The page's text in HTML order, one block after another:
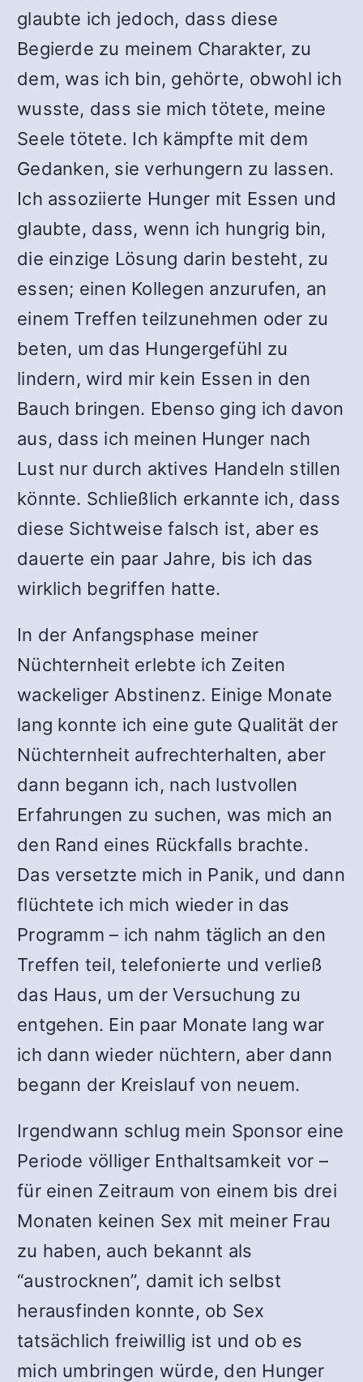
glaubte ich jedoch, dass diese
Begierde zu meinem Charakter, zu
dem, was ich bin, gehörte, obwohl ich
wusste, dass sie mich tötete, meine
Seele tötete. Ich kämpfte mit dem
Gedanken, sie verhungern zu lassen.
Ich assoziierte Hunger mit Essen und
glaubte, dass, wenn ich hungrig bin,
die einzige Lösung darin besteht, zu
essen; einen Kollegen anzurufen, an
einem Treffen teilzunehmen oder zu
beten, um das Hungergefühl zu
lindern, wird mir kein Essen in den
Bauch bringen. Ebenso ging ich davon
aus, dass ich meinen Hunger nach
Lust nur durch aktives Handeln stillen
könnte. Schließlich erkannte ich, dass
diese Sichtweise falsch ist, aber es
dauerte ein paar Jahre, bis ich das
wirklich begriffen hatte.
In der Anfangsphase meiner
Nüchternheit erlebte ich Zeiten
wackeliger Abstinenz. Einige Monate
lang konnte ich eine gute Qualität der
Nüchternheit aufrechterhalten, aber
dann begann ich, nach lustvollen
Erfahrungen zu suchen, was mich an
den Rand eines Rückfalls brachte.
Das versetzte mich in Panik, und dann
flüchtete ich mich wieder in das
Programm – ich nahm täglich an den
Treffen teil, telefonierte und verließ
das Haus, um der Versuchung zu
entgehen. Ein paar Monate lang war
ich dann wieder nüchtern, aber dann
begann der Kreislauf von neuem.
Irgendwann schlug mein Sponsor eine
Periode völliger Enthaltsamkeit vor –
für einen Zeitraum von einem bis drei
Monaten keinen Sex mit meiner Frau
zu haben, auch bekannt als
“austrocknen”, damit ich selbst
herausfinden konnte, ob Sex
tatsächlich freiwillig ist und ob es
mich umbringen würde, den Hunger